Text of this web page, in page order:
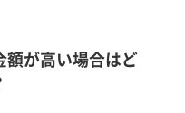
が高い場合はど